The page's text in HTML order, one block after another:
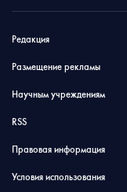
Редакция
Размещение рекламы
Научным учреждениям
RSS
Правовая информация
Условия использования